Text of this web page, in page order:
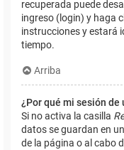
recuperada puede
ingreso (login) y haga
instrucciones y estará
tiempo.
Arriba
¿Por qué mi sesión
Si no activa la casilla
datos se guardan en
de la página o al cabo